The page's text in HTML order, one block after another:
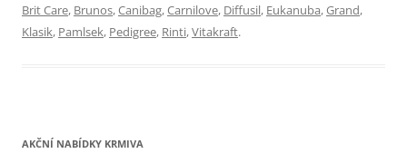
Brit Care, Brunos,Canibag,Carnilove, Diffusil, Eukanuba,Grand,
Klasik, Pamlsek, Pedigree, Rinti,Vitakraft.
AKČNÍ NABÍDKY KRMIVA